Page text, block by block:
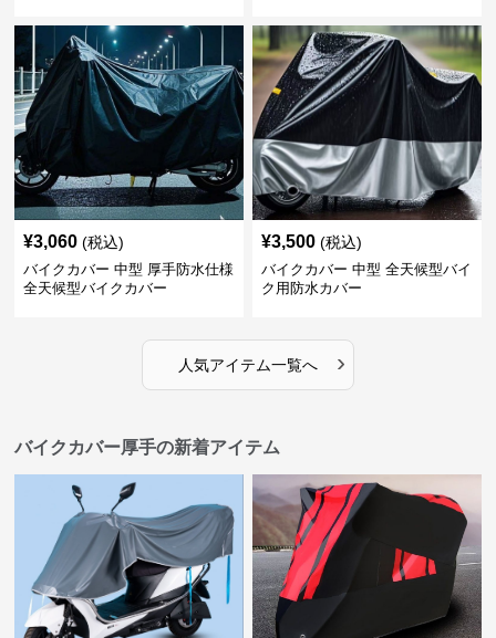
¥3,060 (税込)
バイクカバー 中型 厚手防水仕様
全天候型バイクカバー
¥3,500 (税込)
バイクカバー 中型 全天候型バイ
ク用防水カバー
人気アイテム一覧へ ›
バイクカバー厚手の新着アイテム